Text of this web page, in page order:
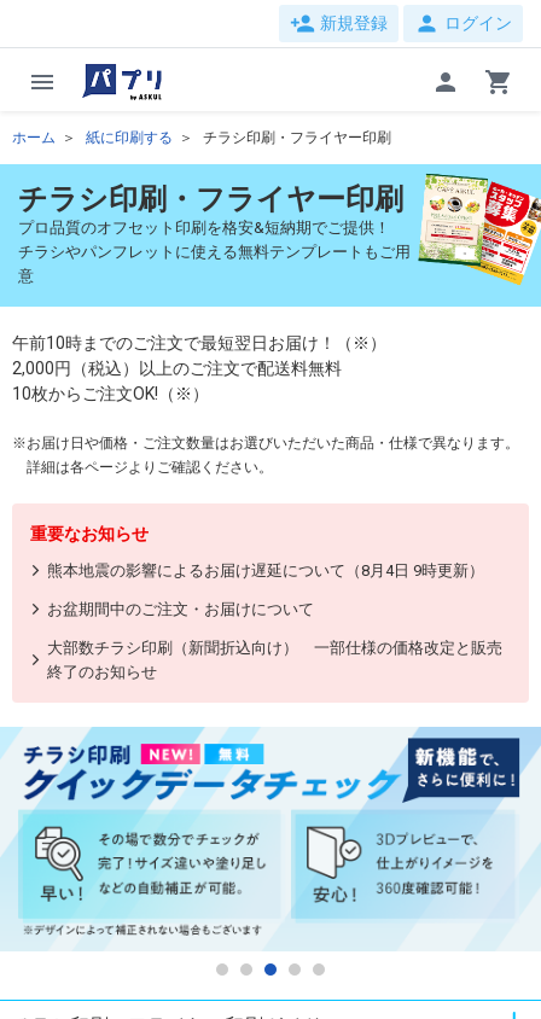
person_add 新規登録 person ログイン
menu person shopping_cart
ホーム 紙に印刷する チラシ印刷・フライヤー印刷
チラシ印刷・フライヤー印刷
プロ品質のオフセット印刷を格安&短納期でご提供！
チラシやパンフレットに使える無料テンプレートもご用
意
午前10時までのご注文で最短翌日お届け！（※）
2,000円（税込）以上のご注文で配送料無料
10枚からご注文OK!（※）
お届け日や価格・ご注文数量はお選びいただいた商品・仕様で異なります。
詳細は各ページよりご確認ください。
重要なお知らせ
熊本地震の影響によるお届け遅延について（8月4日 9時更新）
お盆期間中のご注文・お届けについて
大部数チラシ印刷（新聞折込向け） 一部仕様の価格改定と販売
終了のお知らせ